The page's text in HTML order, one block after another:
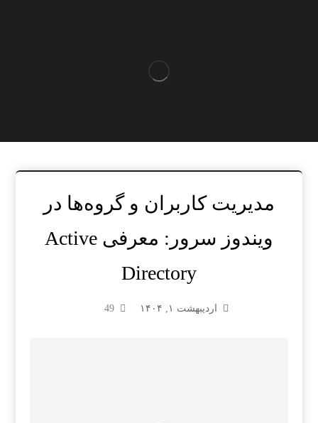
مدیریت کاربران و گروه‌ها در
ویندوز سرور: معرفی Active
Directory
اردیبهشت ۱, ۱۴۰۴ 49